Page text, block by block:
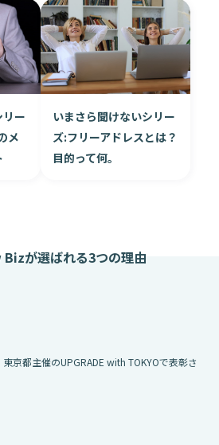
ー
メ
いまさら聞けないシリー
ズ:フリーアドレスとは？
目的って何。
が選ばれる3つの理由
京都主催のUPGRADE with TOKYOで表彰さ